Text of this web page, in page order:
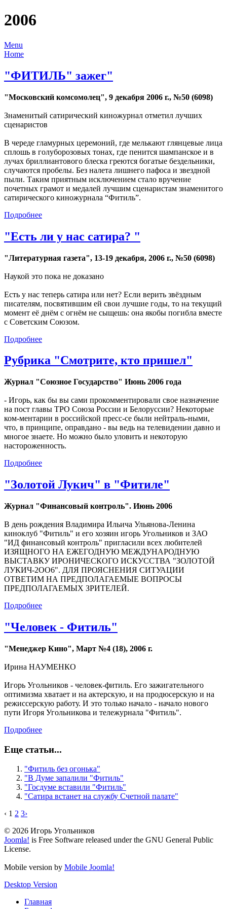
2006
Menu
Home
"ФИТИЛЬ" зажег"
"Московский комсомолец", 9 декабря 2006 г., №50 (6098)
Знаменитый сатирический киножурнал отметил лучших
сценаристов
В череде гламурных церемоний, где мелькают глянцевые лица
сплошь в голуборозовых тонах, где пенится шампанское и в
лучах бриллиантового блеска греются богатые бездельники,
случаются пробелы. Без налета лишнего пафоса и звездной
пыли. Таким приятным исключением стало вручение
почетных грамот и медалей лучшим сценаристам знаменитого
сатирического киножурнала “Фитиль”.
Подробнее
"Есть ли у нас сатира? "
"Литературная газета", 13-19 декабря, 2006 г., №50 (6098)
Наукой это пока не доказано
Есть у нас теперь сатира или нет? Если верить звёздным
писателям, посвятившим ей свои лучшие годы, то на текущий
момент её днём с огнём не сыщешь: она якобы погибла вместе
с Советским Союзом.
Подробнее
Рубрика "Смотрите, кто пришел"
Журнал "Союзное Государство" Июнь 2006 года
- Игорь, как бы вы сами прокомментировали свое назначение
на пост главы ТРО Союза России и Белоруссии? Некоторые
ком-ментарии в российской пресс-се были нейтраль-ными,
что, в принципе, оправдано - вы ведь на телевидении давно и
многое знаете. Но можно было уловить и некоторую
настороженность.
Подробнее
"Золотой Лукич" в "Фитиле"
Журнал "Финансовый контроль". Июнь 2006
В день рождения Владимира Ильича Ульянова-Ленина
киноклуб "Фитиль" и его хозяин игорь Угольников и ЗАО
"ИД финансовый контроль" пригласили всех любителей
ИЗЯЩНОГО НА ЕЖЕГОДНУЮ МЕЖДУНАРОДНУЮ
ВЫСТАВКУ ИРОНИЧЕСКОГО ИСКУССТВА "ЗОЛОТОЙ
ЛУКИЧ-2ОО6". ДЛЯ ПРОЯСНЕНИЯ СИТУАЦИИ
ОТВЕТИМ НА ПРЕДПОЛАГАЕМЫЕ ВОПРОСЫ
ПРЕДПОЛАГАЕМЫХ ЗРИТЕЛЕЙ.
Подробнее
"Человек - Фитиль"
"Менеджер Кино", Март №4 (18), 2006 г.
Ирина НАУМЕНКО
Игорь Угольников - человек-фитиль. Его зажигательного
оптимизма хватает и на актерскую, и на продюсерскую и на
режиссерскую работу. И это только начало - начало нового
пути Игоря Угольникова и тележурнала "Фитиль".
Подробнее
Еще статьи...
"Фитиль без огонька"
"В Думе запалили "Фитиль"
"Госдуме вставили "Фитиль"
"Сатира встанет на службу Счетной палате"
‹ 1 2 3›
© 2026 Игорь Угольников
Joomla! is Free Software released under the GNU General Public
License.
Mobile version by Mobile Joomla!
Desktop Version
Главная